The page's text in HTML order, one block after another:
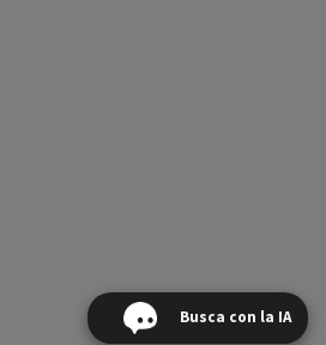
Busca con la IA